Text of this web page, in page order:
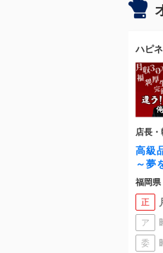
ハピ
店長
高級
～夢
らの
人生に
福岡県
正
ア
委